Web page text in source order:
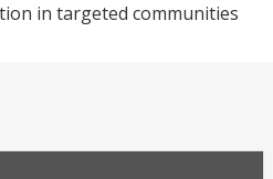
in targeted communities